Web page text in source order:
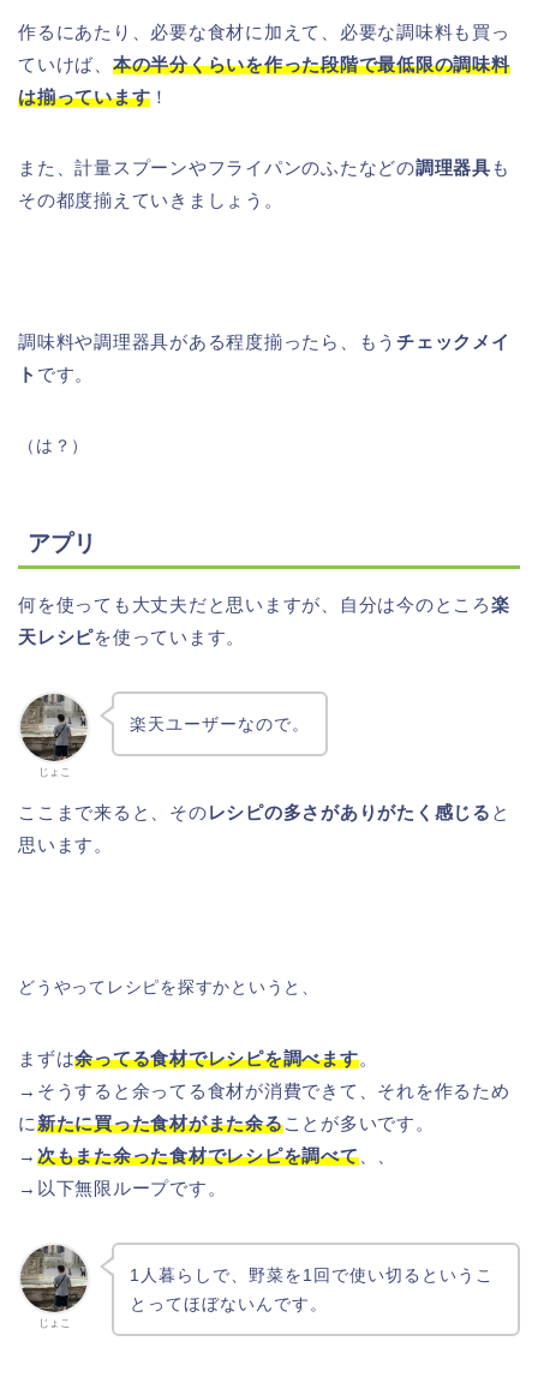
作るにあたり、必要な食材に加えて、必要な調味料も買っ
ていけば、 本の半分くらいを作った段階で最低限の調味料
は揃っています ！
また、計量スプーンやフライパンのふたなどの調理器具 も
その都度揃えていきましょう。
調味料や調理器具がある程度揃ったら、もうチェックメイ
ト です。
（は？）
アプリ
何を使っても大丈夫だと思いますが、自分は今のところ楽
天レシピを使っています。
じょこ
楽天ユーザーなので。
ここまで来ると、そのレシピの多さがありがたく感じる と
思います。
どうやってレシピを探すかというと、
まずは余ってる食材でレシピを調べます。
→そうすると余ってる食材が消費できて、それを作るため
に新たに買った食材がまた余ることが多いです。
→ 次もまた余った食材でレシピを調べて、、
→以下無限ループです。
じょこ
1人暮らしで、野菜を1回で使い切るというこ
とってほぼないんです。